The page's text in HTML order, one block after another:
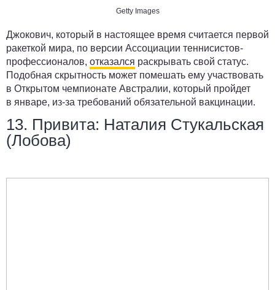
Getty Images
Джокович, который в настоящее время считается первой
ракеткой мира, по версии Ассоциации теннисистов-
профессионалов, отказался раскрывать свой статус.
Подобная скрытность может помешать ему участвовать
в Открытом чемпионате Австралии, который пройдет
в январе, из-за требований обязательной вакцинации.
13. Привита: Наталия Стукальская
(Лобова)